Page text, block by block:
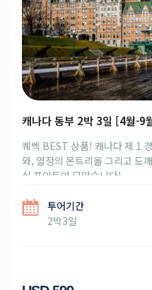
캐나다 동부 2박 3일 [4월-9
퀘벡 BEST 상품! 캐나다 제 1
와, 열정의 몬트리올 그리고 도
심 포인트만 모았습니다!
투어기간
2박3일